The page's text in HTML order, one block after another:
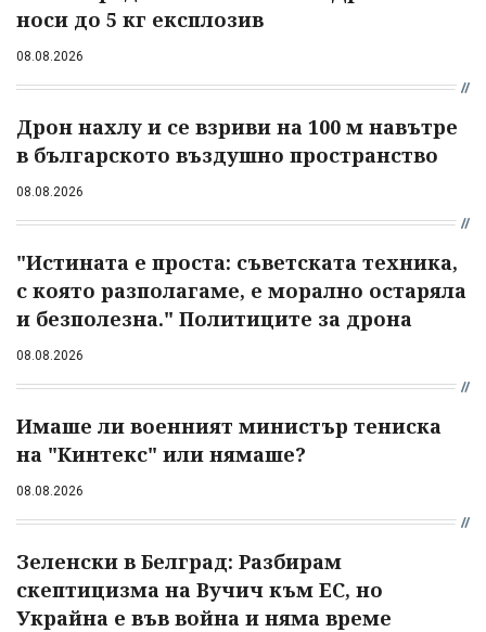
носи до 5 кг експлозив
08.08.2026
Дрон нахлу и се взриви на 100 м навътре
в българското въздушно пространство
08.08.2026
"Истината е проста: съветската техника,
с която разполагаме, е морално остаряла
и безполезна." Политиците за дрона
08.08.2026
Имаше ли военният министър тениска
на "Кинтекс" или нямаше?
08.08.2026
Зеленски в Белград: Разбирам
скептицизма на Вучич към ЕС, но
Украйна е във война и няма време